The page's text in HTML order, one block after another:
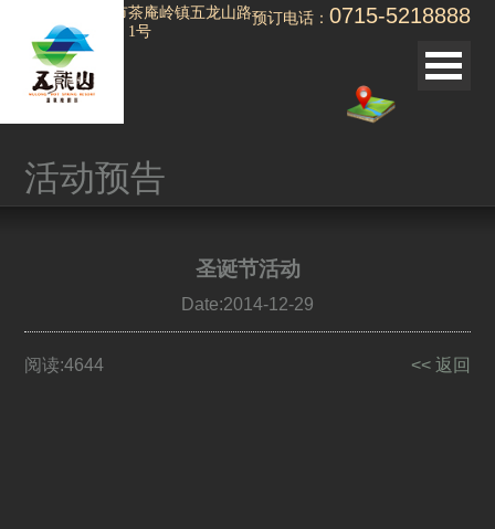
预订电话： 0715-5218888
湖北省赤壁市茶庵岭镇五龙山路
（温泉大道）1号
活动预告
圣诞节活动
Date:2014-12-29
<< 返回
阅读:4644